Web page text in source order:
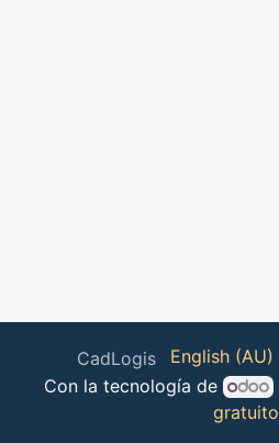
CadLogis English (AU)
Con la tecnología de
gratuito